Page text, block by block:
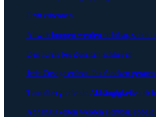
Drift erkennen
Abweichungen werden sichtbar,
Den Kreis bei Zusagen schließen
Jede Zusage erfasst. Ins Stocken
Teamübergreifende Abhängigkeiten
Abhängigkeiten werden sichtbar,